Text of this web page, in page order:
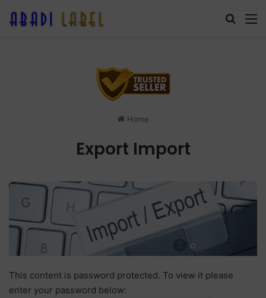
Home
Export Import
This content is password protected. To view it please
enter your password below: